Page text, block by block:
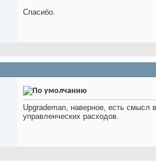
Спасибо.
Upgrademan, наверное, есть смысл
управленческих расходов.